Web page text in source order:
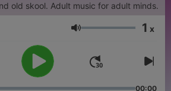
old skool. Adult music for adult minds.
Lautstärke 1 x
00:00